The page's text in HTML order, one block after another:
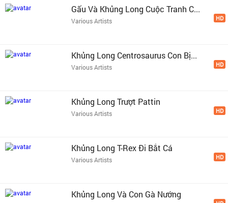
Gấu Và Khủng Long Cuộc Tranh C...
Various Artists HD
Khủng Long Centrosaurus Con Bị...
Various Artists HD
Khủng Long Trượt Pattin
Various Artists HD
Khủng Long T-Rex Đi Bắt Cá
Various Artists HD
Khủng Long Và Con Gà Nướng